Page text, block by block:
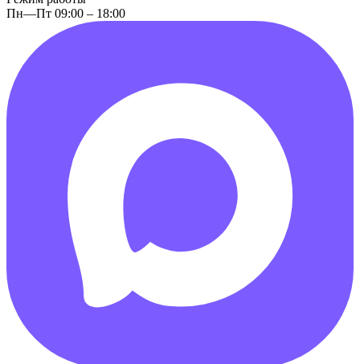
Пн—Пт 09:00 – 18:00